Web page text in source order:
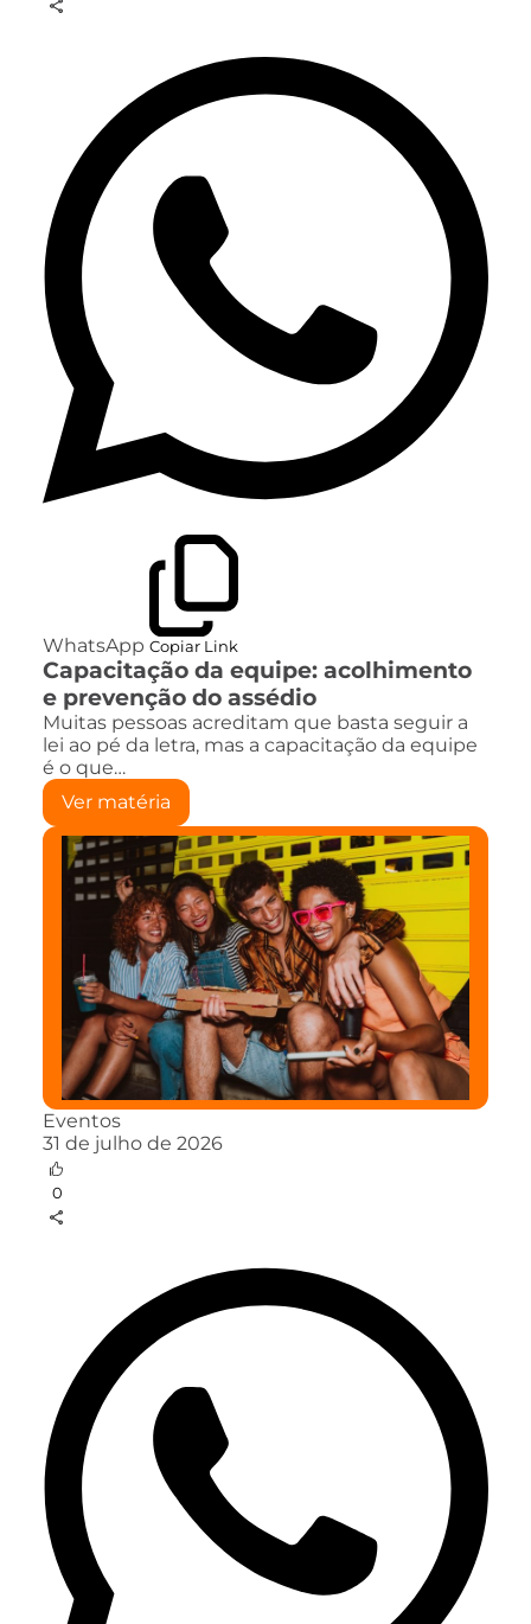
WhatsApp Copiar Link
Capacitação da equipe: acolhimento
e prevenção do assédio
Muitas pessoas acreditam que basta seguir a
lei ao pé da letra, mas a capacitação da equipe
é o que…
Ver matéria
Eventos
31 de julho de 2026
0